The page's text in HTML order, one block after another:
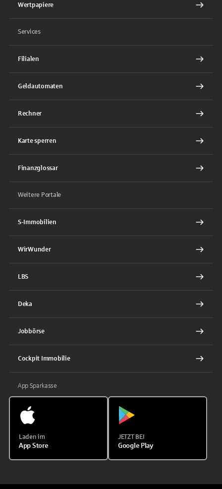
Wertpapiere
Services
Filialen
Geldautomaten
Rechner
Karte sperren
Finanzglossar
Weitere Portale
S-Immobilien
WirWunder
LBS
Deka
Jobbörse
Cockpit Immobilie
App Sparkasse
Laden im
App Store
JETZT BEI
Google Play